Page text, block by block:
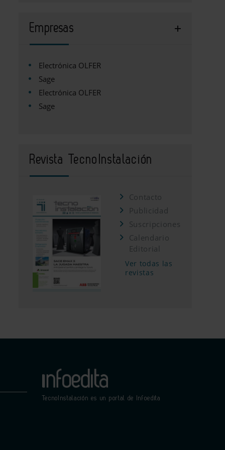
Empresas
Electrónica OLFER
Sage
Electrónica OLFER
Sage
Revista TecnoInstalación
Contacto
Publicidad
Suscripciones
Calendario
Editorial
Ver todas las
revistas
TecnoInstalación es un portal de Infoedita